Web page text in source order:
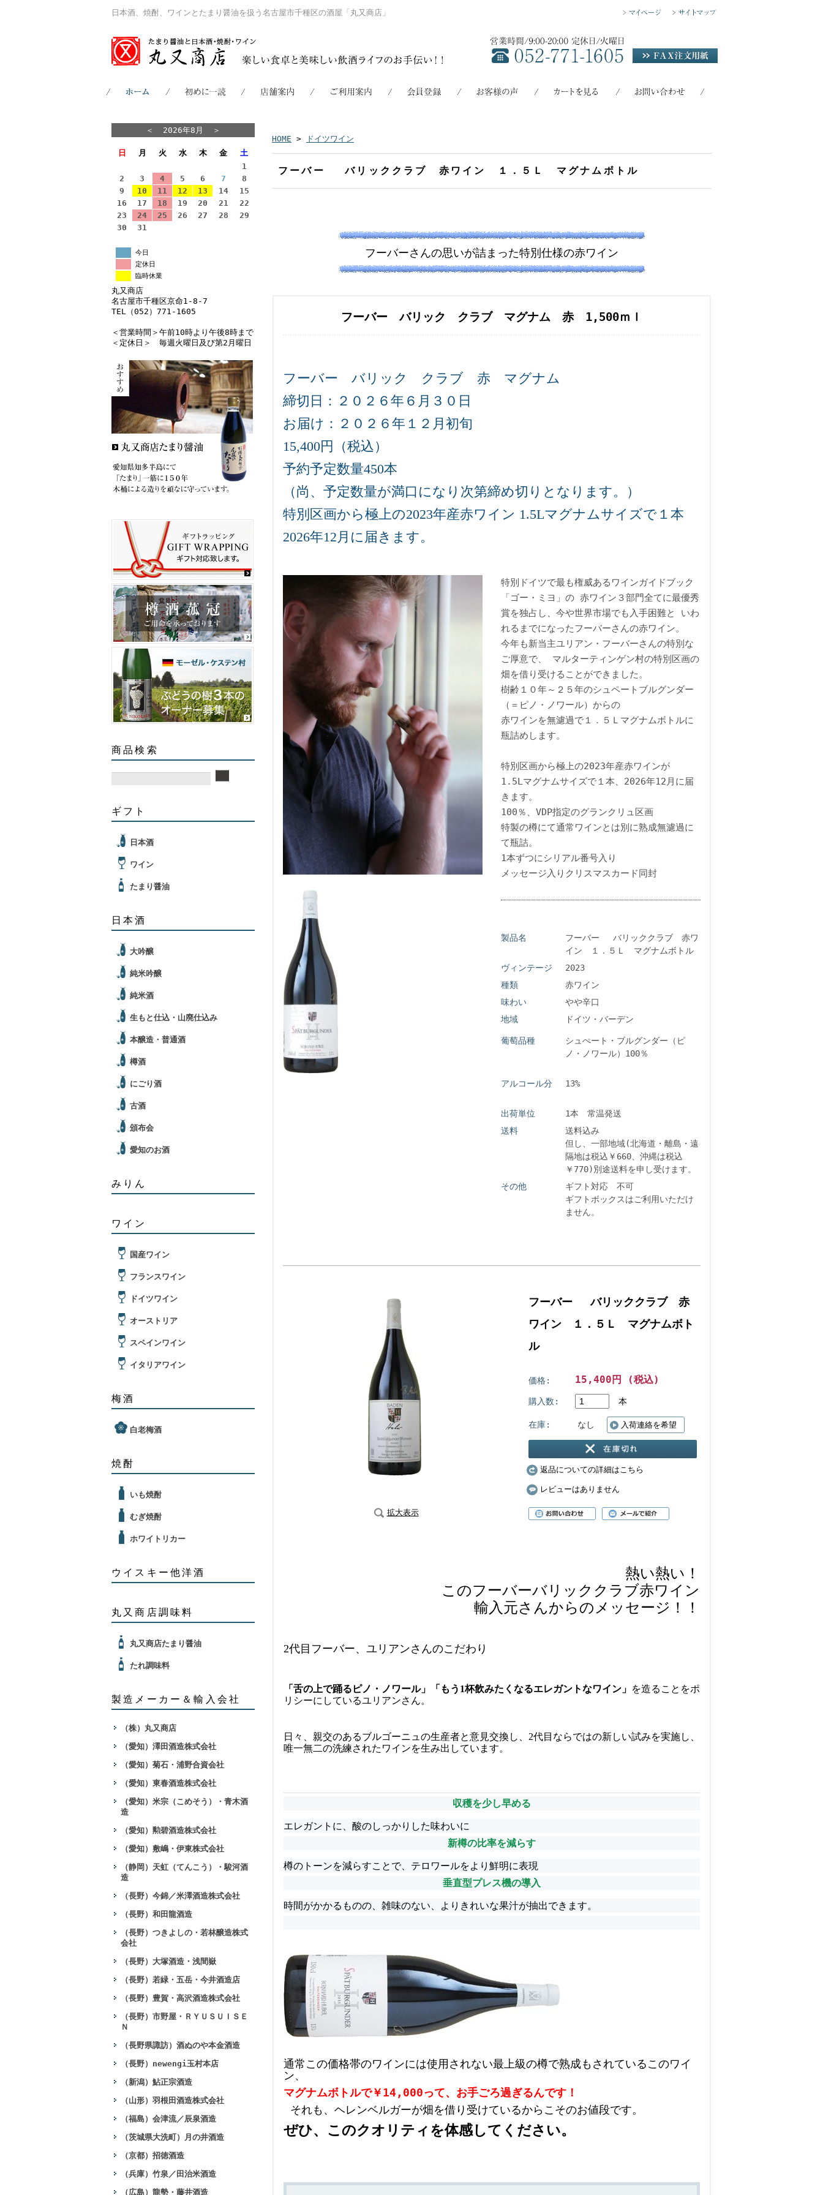
日本酒、焼酎、ワインとたまり醤油を扱う名古屋市千種区の酒屋「丸又商店」
＜ 2026年8月 ＞
日 月 火 水 木 金 土
1
2
3 4 5 6 7
8
9
10 11 12 13 14
15
16
17 18 19 20 21
22
23
24 25 26 27 28
29
30
31
今日
定休日
臨時休業
丸又商店
名古屋市千種区京命1-8-7
TEL（052）771-1605
＜営業時間＞午前10時より午後8時まで
＜定休日＞ 毎週火曜日及び第2月曜日
商品検索
ギフト
日本酒
ワイン
たまり醤油
日本酒
大吟醸
純米吟醸
純米酒
生もと仕込・山廃仕込み
本醸造・普通酒
樽酒
にごり酒
古酒
頒布会
愛知のお酒
みりん
ワイン
国産ワイン
フランスワイン
ドイツワイン
オーストリア
スペインワイン
イタリアワイン
梅酒
白老梅酒
焼酎
いも焼酎
むぎ焼酎
ホワイトリカー
ウイスキー他洋酒
丸又商店調味料
丸又商店たまり醤油
たれ調味料
製造メーカー＆輸入会社
（株）丸又商店
（愛知）澤田酒造株式会社
（愛知）菊石・浦野合資会社
（愛知）東春酒造株式会社
（愛知）米宗（こめそう）・青木酒
造
（愛知）勲碧酒造株式会社
（愛知）敷嶋・伊東株式会社
（静岡）天虹（てんこう）・駿河酒
造
（長野）今錦／米澤酒造株式会社
（長野）和田龍酒造
（長野）つきよしの・若林醸造株式
会社
（長野）大塚酒造・浅間嶽
（長野）若緑・五岳・今井酒造店
（長野）豊賀・高沢酒造株式会社
（長野）市野屋・ＲＹＵＳＵＩＳＥ
Ｎ
（長野県諏訪）酒ぬのや本金酒造
（長野）newengi玉村本店
（新潟）鮎正宗酒造
（山形）羽根田酒造株式会社
（福島）会津流／辰泉酒造
（茨城県大洗町）月の井酒造
（京都）招徳酒造
（兵庫）竹泉／田治米酒造
（広島）龍勢・藤井酒造
HOME > ドイツワイン
フーバー バリッククラブ 赤ワイン １．５Ｌ マグナムボトル
フーバーさんの思いが詰まった特別仕様の赤ワイン
フーバー バリック クラブ マグナム 赤 1,500ｍｌ
フーバー バリック クラブ 赤 マグナム
締切日：２０２６年６月３０日
お届け：２０２６年１２月初旬
15,400円（税込）
予約予定数量450本
（尚、予定数量が満口になり次第締め切りとなります。）
特別区画から極上の2023年産赤ワイン 1.5Lマグナムサイズで１本
2026年12月に届きます。
特別ドイツで最も権威あるワインガイドブック
「ゴー・ミヨ」の 赤ワイン３部門全てに最優秀
賞を独占し、今や世界市場でも入手困難と いわ
れるまでになったフーバーさんの赤ワイン。
今年も新当主ユリアン・フーバーさんの特別な
ご厚意で、 マルターティンゲン村の特別区画の
畑を借り受けることができました。
樹齢１０年～２５年のシュペートブルグンダー
（＝ピノ・ノワール）からの
赤ワインを無濾過で１．５Ｌマグナムボトルに
瓶詰めします。
特別区画から極上の2023年産赤ワインが
1.5Lマグナムサイズで１本、2026年12月に届
きます。
100％、VDP指定のグランクリュ区画
特製の樽にて通常ワインとは別に熟成無濾過に
て瓶詰。
1本ずつにシリアル番号入り
メッセージ入りクリスマスカード同封
製品名
フーバー バリッククラブ 赤ワ
イン １．５Ｌ マグナムボトル
ヴィンテージ
2023
種類
赤ワイン
味わい
やや辛口
地域
ドイツ・バーデン
葡萄品種
シュぺート・ブルグンダー（ピ
ノ・ノワール）100％
アルコール分 13%
出荷単位
1本 常温発送
送料
送料込み
但し、一部地域(北海道・離島・遠
隔地は税込￥660、沖縄は税込
￥770)別途送料を申し受けます。
その他
ギフト対応 不可
ギフトボックスはご利用いただけ
ません。
拡大表示
フーバー バリッククラブ 赤
ワイン １．５Ｌ マグナムボト
ル
価格: 15,400円 (税込)
購入数: 本
在庫: なし 入荷連絡を希望
返品についての詳細はこちら
レビューはありません
熱い熱い！
このフーバーバリッククラブ赤ワイン
輸入元さんからのメッセージ！！
2代目フーバー、ユリアンさんのこだわり
「舌の上で踊るピノ・ノワール」「もう 1杯飲みたくなるエレガントなワイン」 を造ることをポ
リシーにしているユリアンさん。
日々、親交のあるブルゴーニュの生産者と意見交換し、 2代目ならではの新しい試みを実施し、
唯一無二の洗練されたワインを生み出しています。
収穫を少し早める
エレガントに、酸のしっかりした味わいに
新樽の比率を減らす
樽のトーンを減らすことで、テロワールをより鮮明に表現
垂直型プレス機の導入
時間がかかるものの、雑味のない、よりきれいな果汁が抽出できます。
通常この価格帯のワインには使用されない最上級の樽で熟成もされているこのワイ
ン、
マグナムボトルで￥14,000って、お手ごろ過ぎるんです！
それも、ヘレンベルガーが畑を借り受けているからこそのお値段です。
ぜひ、このクオリティを体感してください。